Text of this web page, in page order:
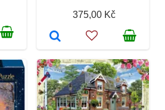
375,00 Kč